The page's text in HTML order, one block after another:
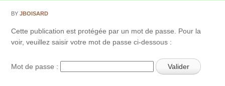
BYJBOISARD
Cette publication est protégée par un mot de passe. Pour la
voir, veuillez saisir votre mot de passe ci-dessous :
Mot de passe :